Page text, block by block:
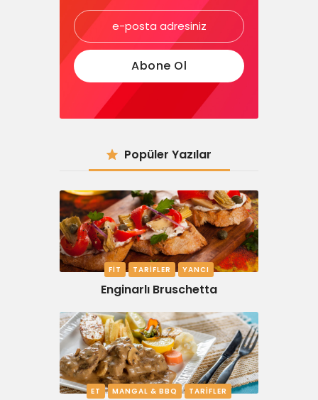
Popüler Yazılar
FIT TARIFLER YANCI
Enginarlı Bruschetta
ET MANGAL & BBQ TARIFLER